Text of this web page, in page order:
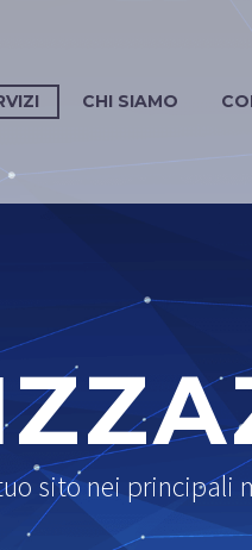
CHI SIAMO
sito nei principali